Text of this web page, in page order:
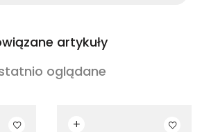
artykuły
oglądane
Czytaj dalej